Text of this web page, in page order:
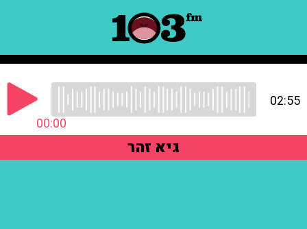
00:00
02:55
גיא זהר